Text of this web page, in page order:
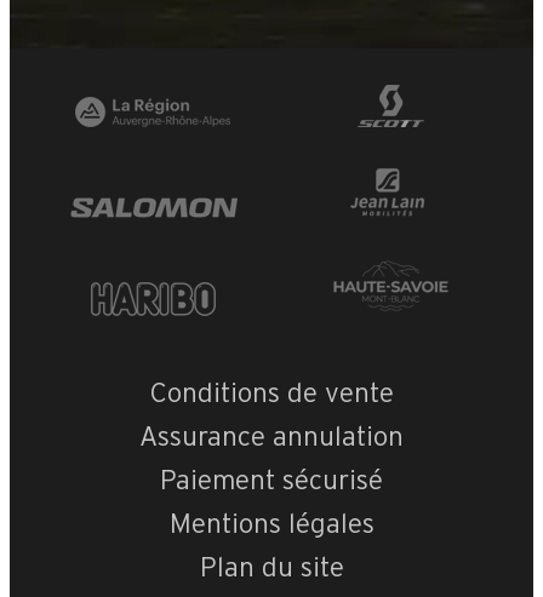
Conditions de vente
Assurance annulation
Paiement sécurisé
Mentions légales
Plan du site